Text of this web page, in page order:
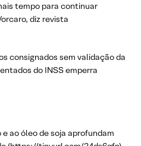
tempo para continuar
diz revista
consignados sem validação da
do INSS emperra
ao óleo de soja aprofundam